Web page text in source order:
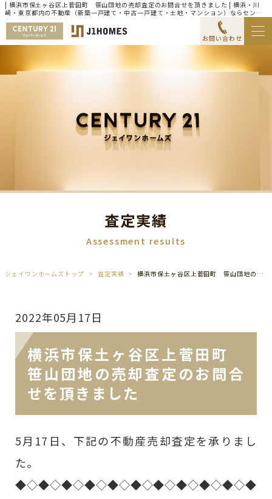
| 横浜市保土ヶ谷区上菅田町 笹山団地の売却査定のお問合せを頂きました | 横浜・川
崎・東京都内の不動産（新築一戸建て・中古一戸建て・土地・マンション）ならセンチ
ュリー21ジェイワンホームズ
お問い合わせ
査定実績
Assessment results
ジェイワンホームズトップ 査定実績 横浜市保土ヶ谷区上菅田町 笹山団地の売却査定のお問合せを頂きました
2022年05月17日
横浜市保土ヶ谷区上菅田町
笹山団地の売却査定のお問合
せを頂きました
5月17日、下記の不動産売却査定を承りまし
た。
◆◇◆◇◆◇◆◇◆◇◆◇◆◇◆◇◆◇◆◇◆